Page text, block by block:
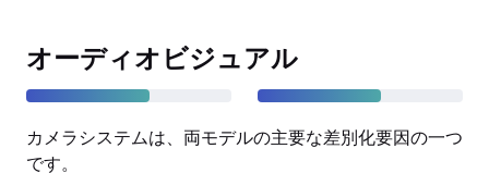
オーディオビジュアル
カメラシステムは、両モデルの主要な差別化要因の一つ
です。